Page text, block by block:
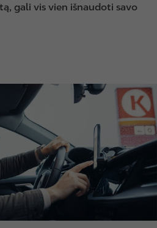
gali vis vien išnaudoti savo